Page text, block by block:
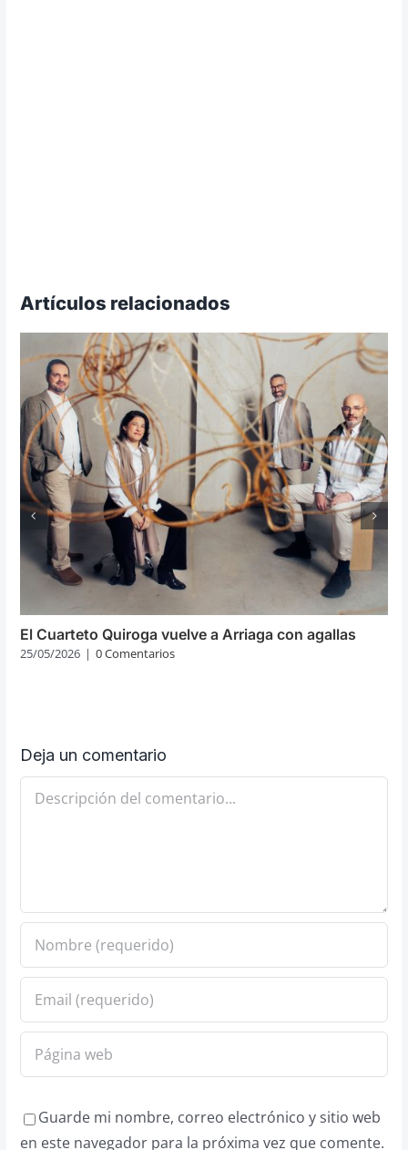
Artículos relacionados
El Cuarteto Quiroga vuelve a Arriaga con agallas
25/05/2026 | 0 Comentarios
Deja un comentario
Comentario
Guarde mi nombre, correo electrónico y sitio web
en este navegador para la próxima vez que comente.